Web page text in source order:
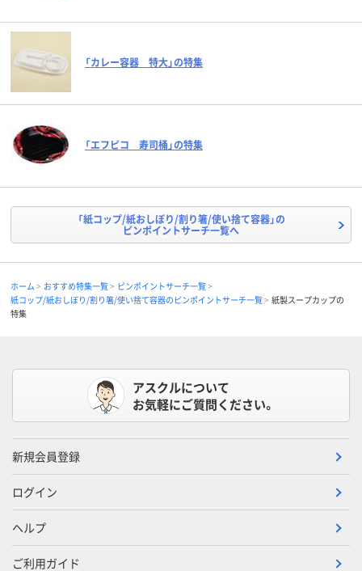
「カレー容器 特大」の特集
「エフピコ 寿司桶」の特集
「紙コップ/紙おしぼり/割り箸/使い捨て容器」の
ピンポイントサーチ一覧へ
ホーム おすすめ特集一覧
ピンポイントサーチ一覧
紙コップ/紙おしぼり/割り箸/使い捨て容器のピンポイントサーチ一覧
紙製スープカップの
特集
アスクルについて
お気軽にご質問ください。
新規会員登録
ログイン
ヘルプ
ご利用ガイド